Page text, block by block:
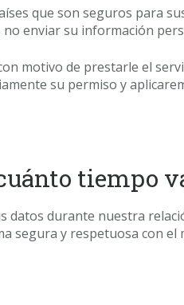
que son seguros para
enviar su información
motivo de prestarle el
su permiso y
tiempo
datos durante nuestra
segura y respetuosa con el